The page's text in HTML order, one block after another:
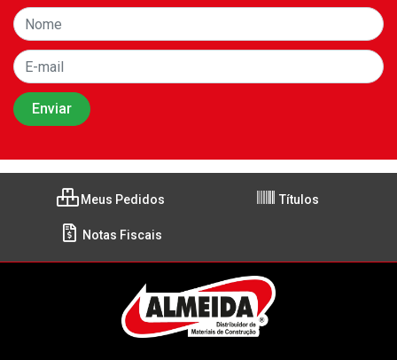
Meus Pedidos Títulos
Notas Fiscais